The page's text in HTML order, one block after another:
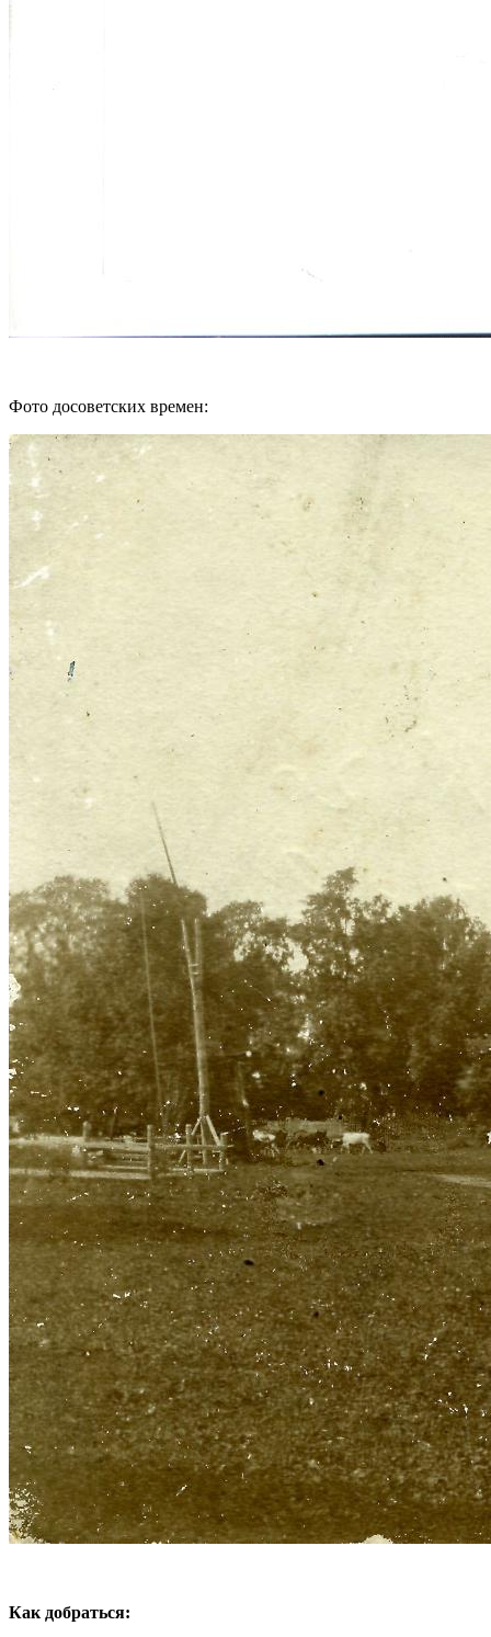
Фото досоветских времен:
Как добраться: